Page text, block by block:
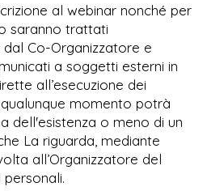
al webinar nonché per
saranno trattati
dal Co-Organizzatore e
a soggetti esterni in
all’esecuzione dei
momento potrà
dell'esistenza o meno di un
La riguarda, mediante
all’Organizzatore del